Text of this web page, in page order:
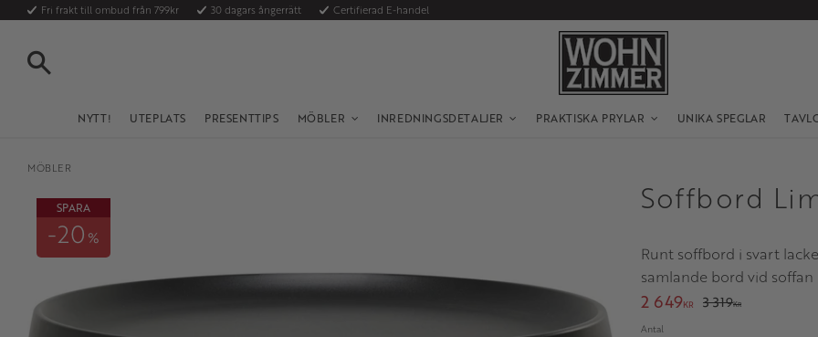
Fri frakt till ombud från 799kr 30 dagars ångerrätt Certifierad E-handel
NYTT! UTEPLATS PRESENTTIPS MÖBLER INREDNINGSDETALJER PRAKTISKA PRYLAR UNIKA SPEGLAR
MÖBLER
Soffbord
Runt soffbord i svart
samlande bord vid
SPARA
20 %
Nedsatt pris:
2 649KR Ordinarie pris:
3 319KR
Antal